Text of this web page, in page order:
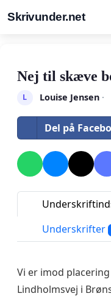
Skrivunder.net
Nej til skæve
L Louise Jensen·
Del på
Underskrifter
Vi er imod
Lindholmsvej i